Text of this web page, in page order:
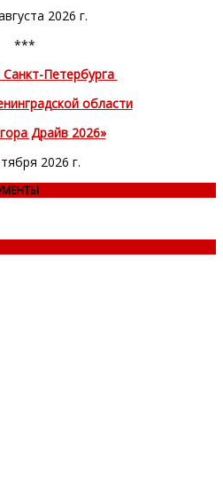
2026 г.
***
Петербурга
области
Драйв 2026»
2026 г.